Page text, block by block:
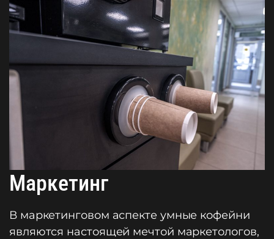
Маркетинг
В маркетинговом аспекте умные кофейни
являются настоящей мечтой маркетологов,